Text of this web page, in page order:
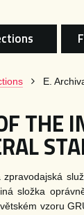
E.
THE
složka
vzoru